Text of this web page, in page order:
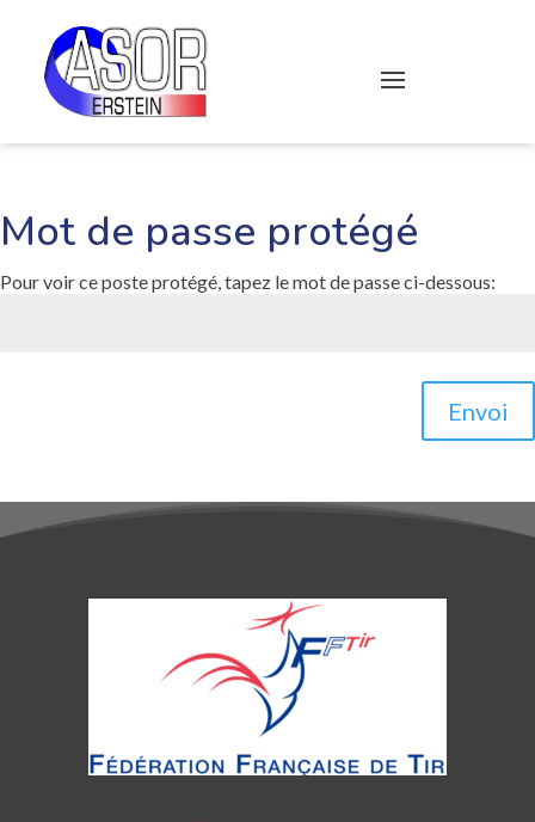
Mot de passe protégé
Pour voir ce poste protégé, tapez le mot de passe ci-dessous:
Envoi